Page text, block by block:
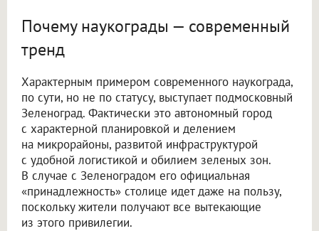
Почему наукограды — современный
тренд
Характерным примером современного наукограда,
по сути, но не по статусу, выступает подмосковный
Зеленоград. Фактически это автономный город
с характерной планировкой и делением
на микрорайоны, развитой инфраструктурой
с удобной логистикой и обилием зеленых зон.
В случае с Зеленоградом его официальная
«принадлежность» столице идет даже на пользу,
поскольку жители получают все вытекающие
из этого привилегии.